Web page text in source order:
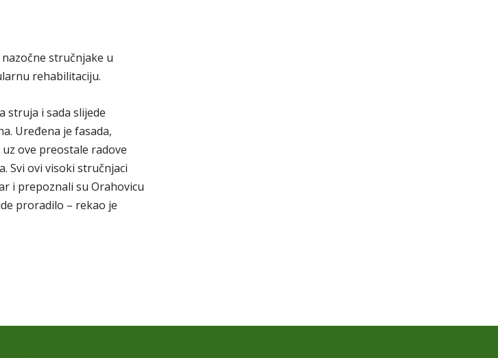
stručnjake u
rehabilitaciju.
struja i sada slijede
Uređena je fasada,
ove preostale radove
Svi ovi visoki stručnjaci
i prepoznali su Orahovicu
proradilo – rekao je